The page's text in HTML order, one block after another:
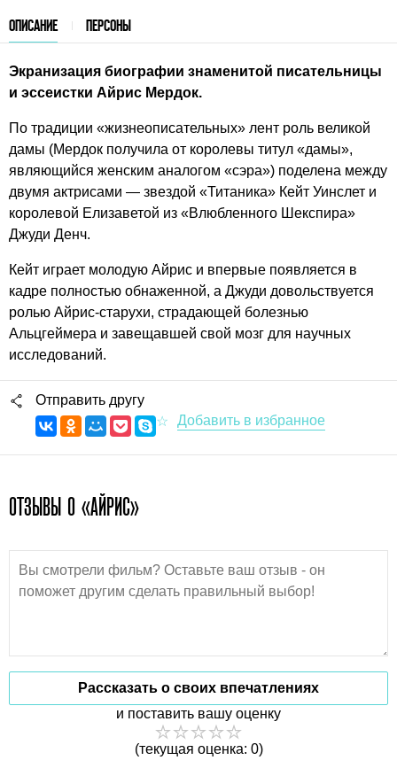
ОПИСАНИЕ ПЕРСОНЫ
Экранизация биографии знаменитой писательницы
и эссеистки Айрис Мердок.
По традиции «жизнеописательных» лент роль великой
дамы (Мердок получила от королевы титул «дамы»,
являющийся женским аналогом «сэра») поделена между
двумя актрисами — звездой «Титаника» Кейт Уинслет и
королевой Елизаветой из «Влюбленного Шекспира»
Джуди Денч.
Кейт играет молодую Айрис и впервые появляется в
кадре полностью обнаженной, а Джуди довольствуется
ролью Айрис-старухи, страдающей болезнью
Альцгеймера и завещавшей свой мозг для научных
исследований.
Отправить другу
ОТЗЫВЫ О «АЙРИС»
Рассказать о своих впечатлениях
и поставить вашу оценку
(текущая оценка: 0)